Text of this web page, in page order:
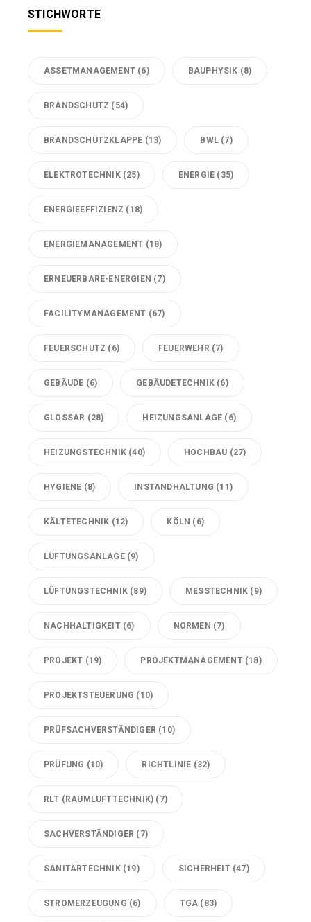
STICHWORTE
ASSETMANAGEMENT (6) BAUPHYSIK (8)
BRANDSCHUTZ (54)
BRANDSCHUTZKLAPPE (13) BWL (7)
ELEKTROTECHNIK(25) ENERGIE (35)
ENERGIEEFFIZIENZ (18)
ENERGIEMANAGEMENT (18)
ERNEUERBARE-ENERGIEN (7)
FACILITYMANAGEMENT (67)
FEUERSCHUTZ (6) FEUERWEHR (7)
GEBÄUDE (6) GEBÄUDETECHNIK (6)
GLOSSAR (28) HEIZUNGSANLAGE (6)
HEIZUNGSTECHNIK (40) HOCHBAU (27)
HYGIENE (8) INSTANDHALTUNG (11)
KÄLTETECHNIK (12) KÖLN (6)
LÜFTUNGSANLAGE(9)
LÜFTUNGSTECHNIK (89) MESSTECHNIK (9)
NACHHALTIGKEIT(6) NORMEN (7)
PROJEKT (19) PROJEKTMANAGEMENT(18)
PROJEKTSTEUERUNG (10)
PRÜFSACHVERSTÄNDIGER (10)
PRÜFUNG (10) RICHTLINIE (32)
RLT (RAUMLUFTTECHNIK) (7)
SACHVERSTÄNDIGER (7)
SANITÄRTECHNIK(19) SICHERHEIT(47)
STROMERZEUGUNG (6) TGA (83)